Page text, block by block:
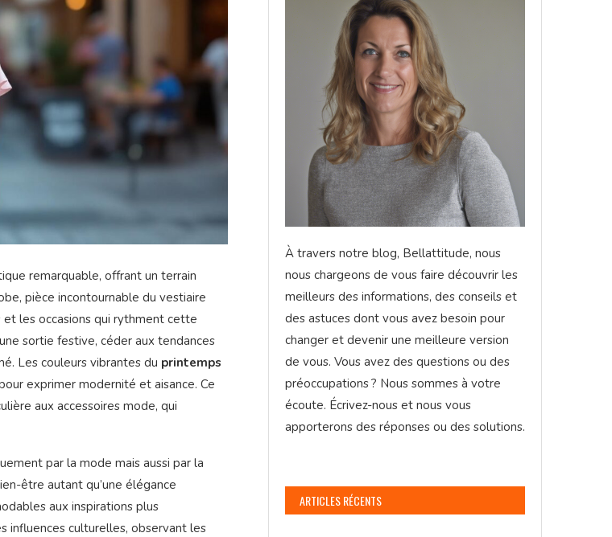
remarquable, offrant un terrain
pièce incontournable du vestiaire
et les occasions qui rythment cette
sortie festive, céder aux tendances
Les couleurs vibrantes du printemps
exprimer modernité et aisance. Ce
aux accessoires mode, qui
par la mode mais aussi par la
être autant qu’une élégance
aux inspirations plus
influences culturelles, observant les
À travers notre blog, Bellattitude, nous
nous chargeons de vous faire découvrir les
meilleurs des informations, des conseils et
des astuces dont vous avez besoin pour
changer et devenir une meilleure version
de vous. Vous avez des questions ou des
préoccupations ? Nous sommes à votre
écoute. Écrivez-nous et nous vous
apporterons des réponses ou des solutions.
ARTICLES RÉCENTS